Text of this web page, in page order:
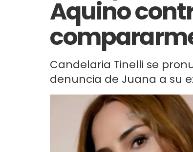
Aquino
Candelaria Tinelli se
denuncia de Juana a su